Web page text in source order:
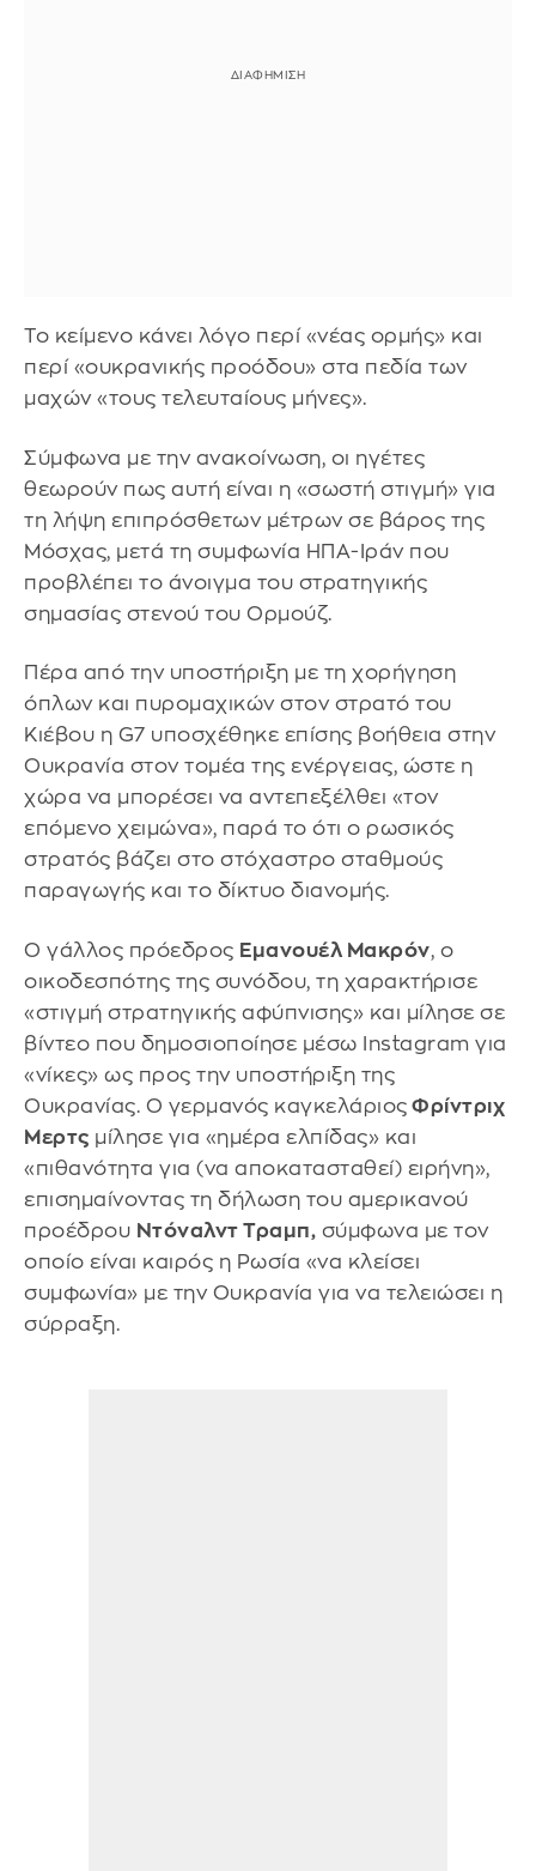
Το κείμενο κάνει λόγο περί «νέας ορμής» και
περί «ουκρανικής προόδου» στα πεδία των
μαχών «τους τελευταίους μήνες».
Σύμφωνα με την ανακοίνωση, οι ηγέτες
θεωρούν πως αυτή είναι η «σωστή στιγμή» για
τη λήψη επιπρόσθετων μέτρων σε βάρος της
Μόσχας, μετά τη συμφωνία ΗΠΑ-Ιράν που
προβλέπει το άνοιγμα του στρατηγικής
σημασίας στενού του Ορμούζ.
Πέρα από την υποστήριξη με τη χορήγηση
όπλων και πυρομαχικών στον στρατό του
Κιέβου η G7 υποσχέθηκε επίσης βοήθεια στην
Ουκρανία στον τομέα της ενέργειας, ώστε η
χώρα να μπορέσει να αντεπεξέλθει «τον
επόμενο χειμώνα», παρά το ότι ο ρωσικός
στρατός βάζει στο στόχαστρο σταθμούς
παραγωγής και το δίκτυο διανομής.
Ο γάλλος πρόεδρος Εμανουέλ Μακρόν, ο
οικοδεσπότης της συνόδου, τη χαρακτήρισε
«στιγμή στρατηγικής αφύπνισης» και μίλησε σε
βίντεο που δημοσιοποίησε μέσω Instagram για
«νίκες» ως προς την υποστήριξη της
Ουκρανίας. Ο γερμανός καγκελάριος Φρίντριχ
Μερτς μίλησε για «ημέρα ελπίδας» και
«πιθανότητα για (να αποκατασταθεί) ειρήνη»,
επισημαίνοντας τη δήλωση του αμερικανού
προέδρου Ντόναλντ Τραμπ, σύμφωνα με τον
οποίο είναι καιρός η Ρωσία «να κλείσει
συμφωνία» με την Ουκρανία για να τελειώσει η
σύρραξη.